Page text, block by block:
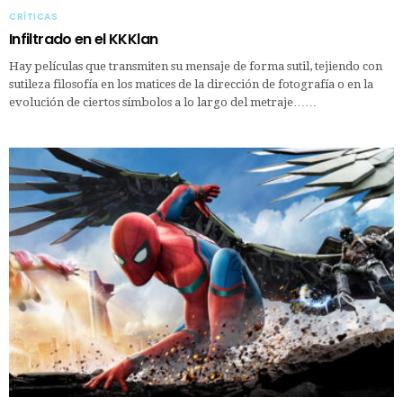
CRÍTICAS
Infiltrado en el KKKlan
Hay películas que transmiten su mensaje de forma sutil, tejiendo con
sutileza filosofía en los matices de la dirección de fotografía o en la
evolución de ciertos símbolos a lo largo del metraje……